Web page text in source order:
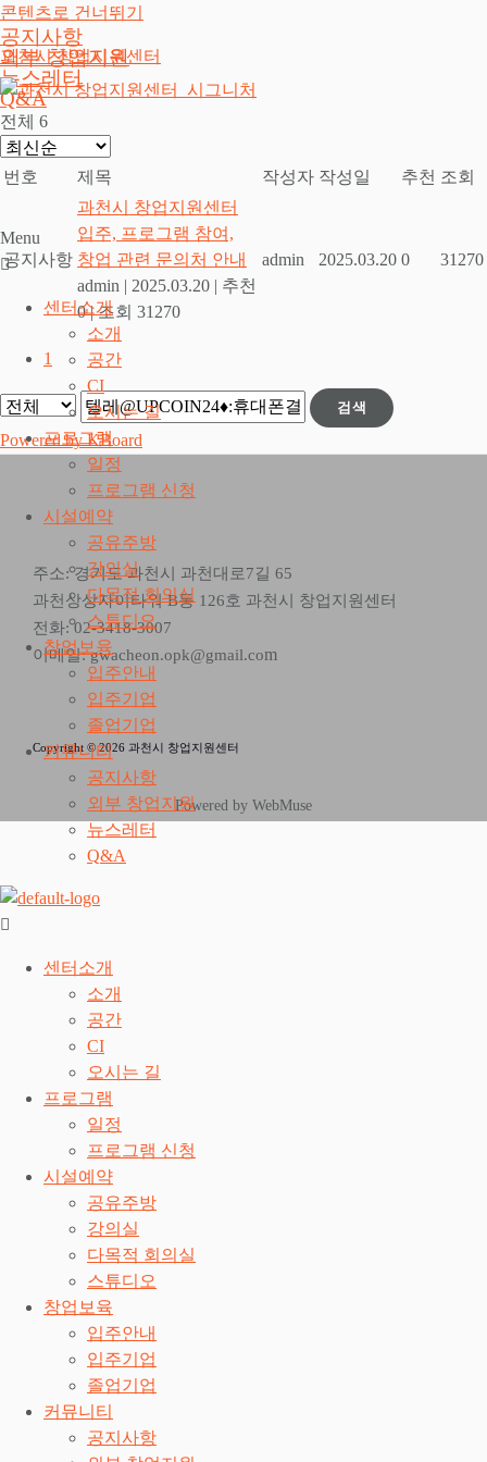
콘텐츠로 건너뛰기
과천시 창업지원센터
Menu
센터소개
소개
공간
CI
오시는 길
프로그램
일정
프로그램 신청
시설예약
공유주방
강의실
다목적 회의실
스튜디오
창업보육
입주안내
입주기업
졸업기업
커뮤니티
공지사항
외부 창업지원
뉴스레터
Q&A
센터소개
소개
공간
CI
오시는 길
프로그램
일정
프로그램 신청
시설예약
공유주방
강의실
다목적 회의실
스튜디오
창업보육
입주안내
입주기업
졸업기업
커뮤니티
공지사항
공지사항
외부 창업지원
뉴스레터
Q&A
전체 6
번호 제목 작성자 작성일 추천 조회
공지사항
과천시 창업지원센터
입주, 프로그램 참여,
창업 관련 문의처 안내
admin | 2025.03.20 | 추천
0 | 조회 31270
admin 2025.03.20 0 31270
1
검색
Powered by KBoard
주소: 경기도 과천시 과천대로7길 65
과천상상자이타워 B동 126호 과천시 창업지원센터
전화: 02-3418-3007
이메일: gwacheon.opk@gmail.com
Copyright © 2026 과천시 창업지원센터
Powered by WebMuse